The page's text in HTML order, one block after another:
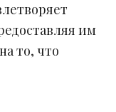
им
то, что